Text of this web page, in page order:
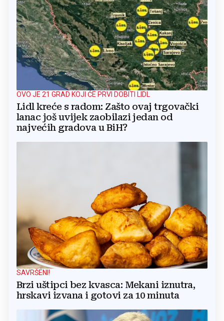
OVO JE 21 GRAD KOJI ĆE PRVI DOBITI LIDL
Lidl kreće s radom: Zašto ovaj trgovački
lanac još uvijek zaobilazi jedan od
najvećih gradova u BiH?
SAVRŠENI!
Brzi uštipci bez kvasca: Mekani iznutra,
hrskavi izvana i gotovi za 10 minuta